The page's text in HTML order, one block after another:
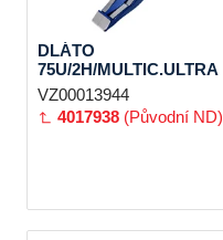
DLÁTO
75U/2H/MULTIC.ULTRA
VZ00013944
4017938 (Původní ND)